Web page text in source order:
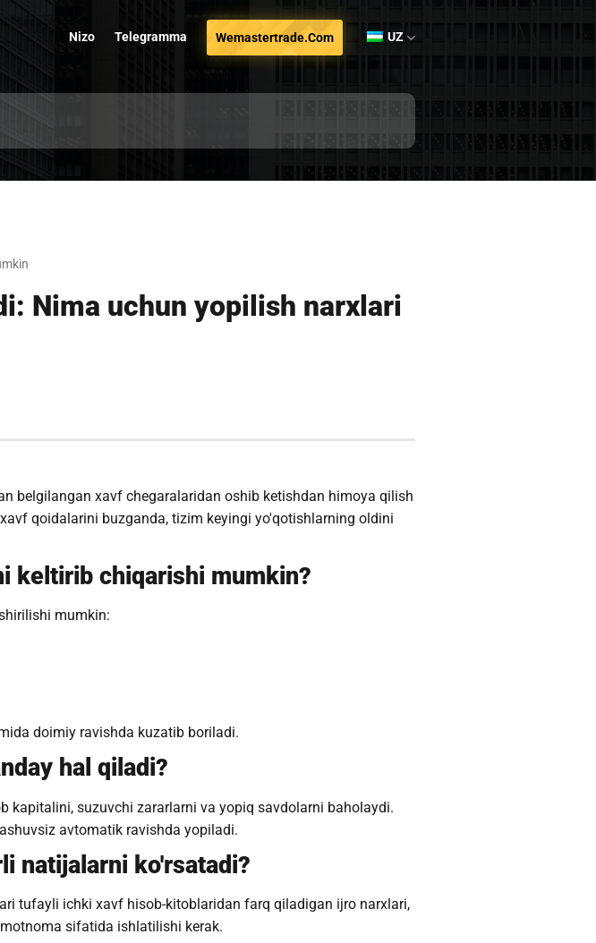
Nizo Telegramma Wemastertrade.com UZ
Nima uchun yopilish narxlari
belgilangan xavf chegaralaridan oshib ketishdan himoya qilish
qoidalarini buzganda, tizim keyingi yo'qotishlarning oldini
keltirib chiqarishi mumkin?
mumkin:
doimiy ravishda kuzatib boriladi.
hal qiladi?
kapitalini, suzuvchi zararlarni va yopiq savdolarni baholaydi.
avtomatik ravishda yopiladi.
natijalarni ko'rsatadi?
tufayli ichki xavf hisob-kitoblaridan farq qiladigan ijro narxlari,
sifatida ishlatilishi kerak.